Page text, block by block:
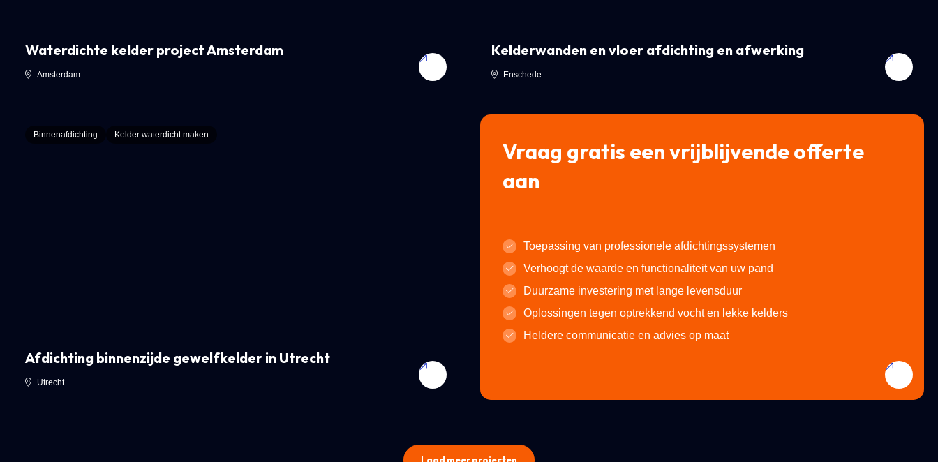
Waterdichte kelder project Amsterdam
Amsterdam
Kelderwanden en vloer afdichting en afwerking
Enschede
Binnenafdichting Kelder waterdicht maken
Afdichting binnenzijde gewelfkelder in Utrecht
Utrecht
Vraag gratis een vrijblijvende offerte
aan
Toepassing van professionele afdichtingssystemen
Verhoogt de waarde en functionaliteit van uw pand
Duurzame investering met lange levensduur
Oplossingen tegen optrekkend vocht en lekke kelders
Heldere communicatie en advies op maat